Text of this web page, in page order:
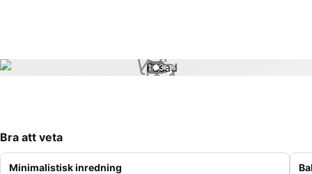
1 / 3
Bra att veta
Minimalistisk inredning